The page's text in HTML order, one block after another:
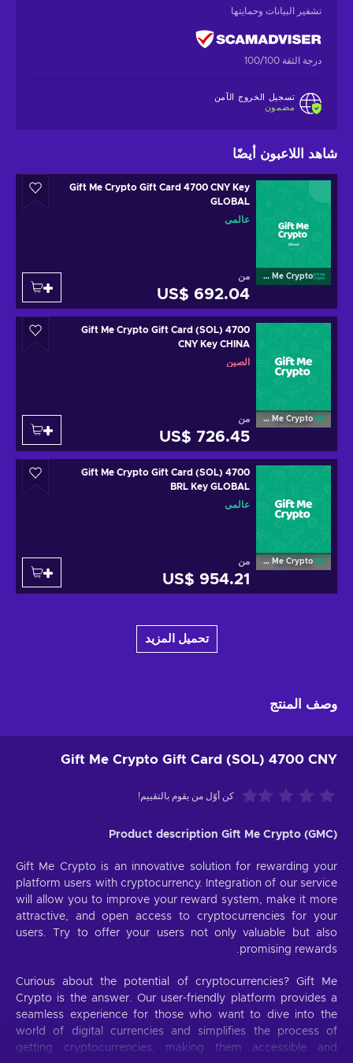
تشفير البيانات وحمايتها
درجة الثقة 100/100
تسجيل الخروج الآمن
مضمون
شاهد اللاعبون أيضًا
Gift Me Crypto
Gift Me Crypto Gift Card 4700 CNY Key
GLOBAL
عالمي
من
US$ 692.04
Gift Me Crypto
Gift Me Crypto Gift Card (SOL) 4700
CNY Key CHINA
الصين
من
US$ 726.45
Gift Me Crypto
Gift Me Crypto Gift Card (SOL) 4700
BRL Key GLOBAL
عالمي
من
US$ 954.21
تحميل المزيد
وصف المنتج
Gift Me Crypto Gift Card (SOL) 4700 CNY
كن أوّل من يقوم بالتقييم!
Product description Gift Me Crypto (GMC)
Gift Me Crypto is an innovative solution for rewarding your
platform users with cryptocurrency. Integration of our service
will allow you to improve your reward system, make it more
attractive, and open access to cryptocurrencies for your
users. Try to offer your users not only valuable but also
promising rewards.
Curious about the potential of cryptocurrencies? Gift Me
Crypto is the answer. Our user-friendly platform provides a
seamless experience for those who want to dive into the
world of digital currencies and simplifies the process of
getting cryptocurrencies, making them accessible and